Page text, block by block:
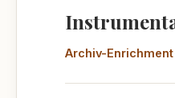
Archiv-Enrichment